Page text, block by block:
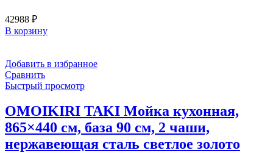
42988 ₽
В корзину
Добавить в избранное
Сравнить
Быстрый просмотр
OMOIKIRI TAKI Мойка кухонная,
865×440 см, база 90 см, 2 чаши,
нержавеющая сталь светлое золото